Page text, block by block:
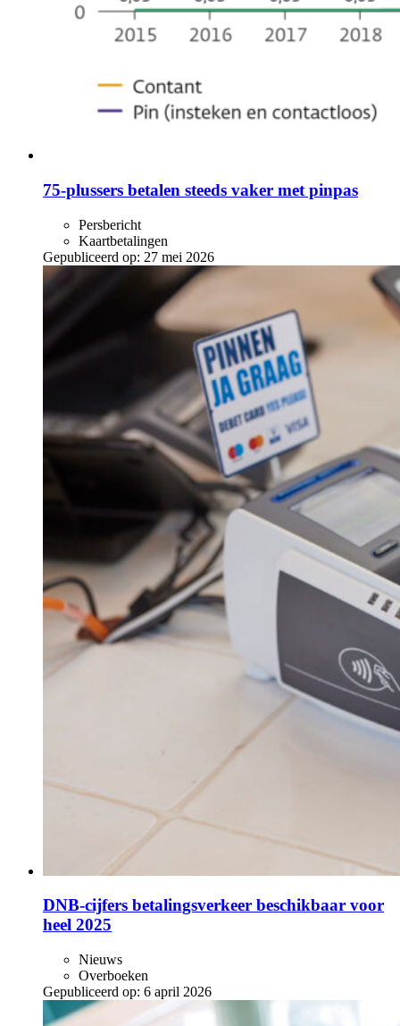
75-plussers betalen steeds vaker met pinpas
Persbericht
Kaartbetalingen
Gepubliceerd op: 27 mei 2026
DNB-cijfers betalingsverkeer beschikbaar voor
heel 2025
Nieuws
Overboeken
Gepubliceerd op: 6 april 2026